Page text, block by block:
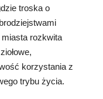
troska o
rozkwita
korzystania z
trybu życia.